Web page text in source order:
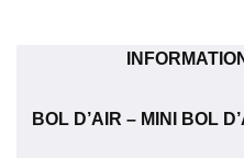
BOL D’AIR – MINI BOL